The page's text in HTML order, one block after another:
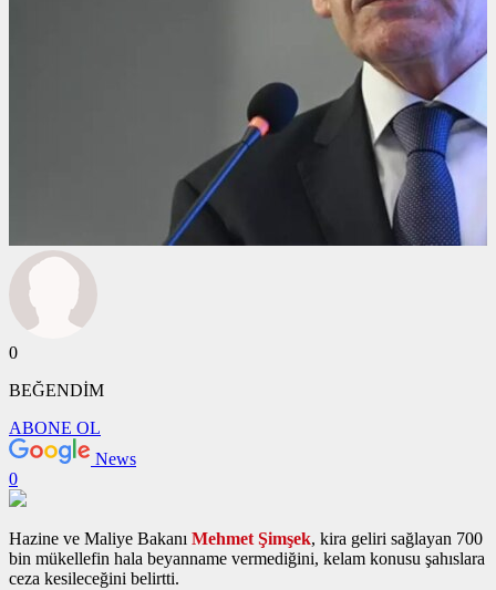
0
BEĞENDİM
ABONE OL
News
0
Hazine ve Maliye Bakanı Mehmet Şimşek, kira geliri sağlayan 700
bin mükellefin hala beyanname vermediğini, kelam konusu şahıslara
ceza kesileceğini belirtti.